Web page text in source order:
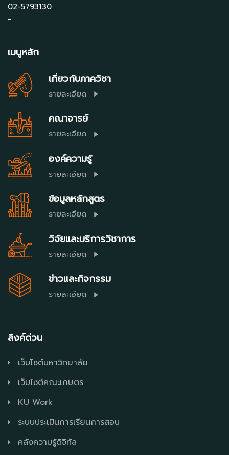
02-5793130
-
เมนูหลัก
เกี่ยวกับภาควิชา
รายละเอียด
คณาจารย์
รายละเอียด
องค์ความรู้
รายละเอียด
ข้อมูลหลักสูตร
รายละเอียด
วิจัยและบริการวิชาการ
รายละเอียด
ข่าวและกิจกรรม
รายละเอียด
ลิงค์ด่วน
เว็บไซต์มหาวิทยาลัย
เว็บไซต์คณะเกษตร
KU Work
ระบบประเมินการเรียนการสอน
คลังความรู้ดิจิทัล